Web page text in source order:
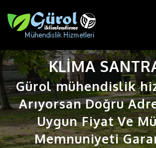
KLIMA
Gürol mühendislik
Arıyorsan Doğru
Uygun Fiyat Ve
Memnuniyeti